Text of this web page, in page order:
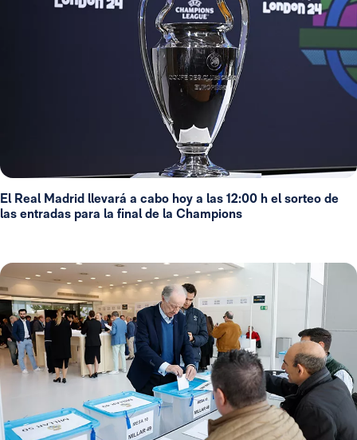
El Real Madrid llevará a cabo hoy a las 12:00 h el sorteo de
las entradas para la final de la Champions